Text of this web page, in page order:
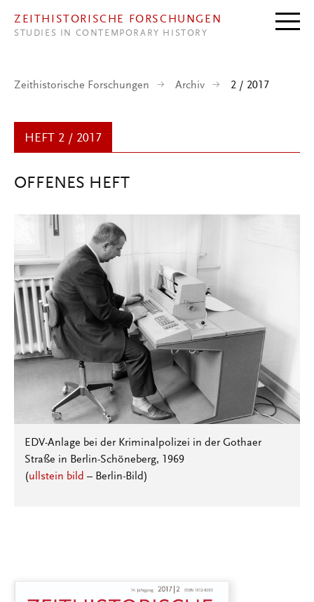
ZEITHISTORISCHE FORSCHUNGEN
STUDIES IN CONTEMPORARY HISTORY
Zeithistorische Forschungen Archiv 2 / 2017
HEFT 2 / 2017
OFFENES HEFT
EDV-Anlage bei der Kriminalpolizei in der Gothaer
Straße in Berlin-Schöneberg, 1969
(ullstein bild – Berlin-Bild)